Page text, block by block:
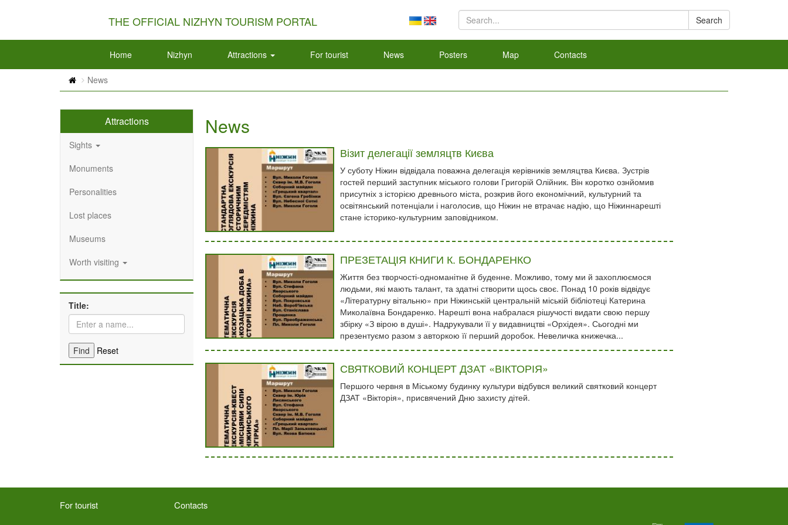
THE OFFICIAL NIZHYN TOURISM PORTAL Search
Home Nizhyn Attractions For tourist News Posters Map Contacts
News
Attractions
Sights
Monuments
Personalities
Lost places
Museums
Worth visiting
Title:
Find Reset
News
Візит делегації земляцтв Києва
У суботу Ніжин відвідала поважна делегація керівників земляцтва Києва. Зустрів
гостей перший заступник міського голови Григорій Олійник. Він коротко ознйомив
присутніх з історією древнього міста, розкрив його економічний, культурний та
освітянський потенціали і наголосив, що Ніжин не втрачає надію, що Ніжиннарешті
стане історико-культурним заповідником.
ПРЕЗЕТАЦІЯ КНИГИ К. БОНДАРЕНКО
Життя без творчості-одноманітне й буденне. Можливо, тому ми й захоплюємося
людьми, які мають талант, та здатні створити щось своє. Понад 10 років відвідує
«Літературну вітальню» при Ніжинській центральній міській бібліотеці Катерина
Миколаївна Бондаренко. Нарешті вона набралася рішучості видати свою першу
збірку «З вірою в душі». Надрукували її у видавництві «Орхідея». Сьогодні ми
презентуємо разом з авторкою її перший доробок. Невеличка книжечка...
СВЯТКОВИЙ КОНЦЕРТ ДЗАТ «ВІКТОРІЯ»
Першого червня в Міському будинку культури відбувся великий святковий концерт
ДЗАТ «Вікторія», присвячений Дню захисту дітей.
For tourist Contacts